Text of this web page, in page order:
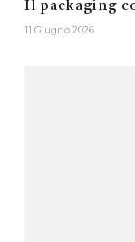
Il packaging
11 Giugno 2026